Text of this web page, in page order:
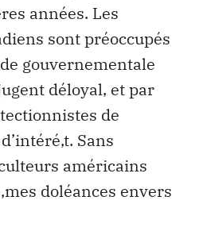
années. Les
sont préoccupés
gouvernementale
déloyal, et par
de
Sans
américains
doléances envers